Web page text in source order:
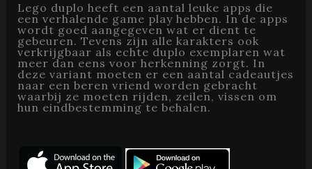
Lego duplo heeft een aantal leuke apps die
een verhalende game play hebben. In de apps
wordt goed aangegeven wat er dient te
gebeuren. Tevens zijn alle karakters ook
verkrijgbaar als echte duplo exemplaren wat
meer dan eens voor herkenning zorgt. In
deze variant moeten er een aantal cadeautjes
naar een beren vriend worden gebracht
waarbij ze moeten rijden, zeilen, vissen om
hun eindbestemming te behalen.